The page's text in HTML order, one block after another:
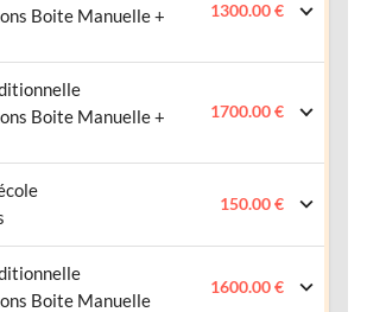
Boite Manuelle +
1300.00 €
Boite Manuelle +
1700.00 €
150.00 €
Boite Manuelle
1600.00 €